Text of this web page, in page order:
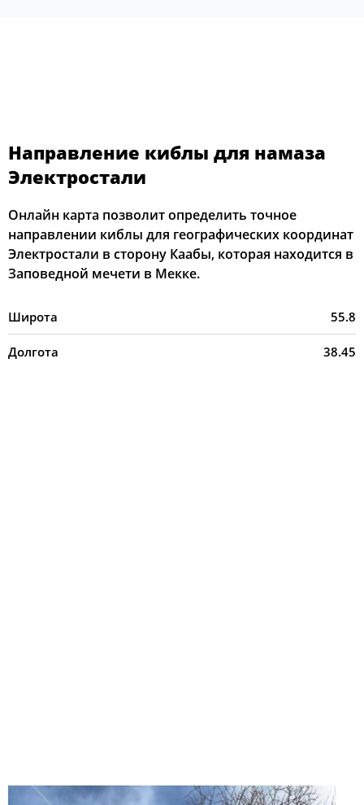
Направление киблы для намаза
Электростали
Онлайн карта позволит определить точное
направлении киблы для географических координат
Электростали в сторону Каабы, которая находится в
Заповедной мечети в Мекке.
Широта 55.8
Долгота 38.45